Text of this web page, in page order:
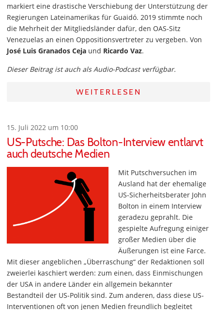
markiert eine drastische Verschiebung der Unterstützung der
Regierungen Lateinamerikas für Guaidó. 2019 stimmte noch
die Mehrheit der Mitgliedsländer dafür, den OAS-Sitz
Venezuelas an einen Oppositionsvertreter zu vergeben. Von
José Luis Granados Ceja und Ricardo Vaz.
Dieser Beitrag ist auch als Audio-Podcast verfügbar.
WEITERLESEN
15. Juli 2022 um 10:00
US-Putsche: Das Bolton-Interview entlarvt
auch deutsche Medien
Mit Putschversuchen im
Ausland hat der ehemalige
US-Sicherheitsberater John
Bolton in einem Interview
geradezu geprahlt. Die
gespielte Aufregung einiger
großer Medien über die
Äußerungen ist eine Farce.
Mit dieser angeblichen „Überraschung“ der Redaktionen soll
zweierlei kaschiert werden: zum einen, dass Einmischungen
der USA in andere Länder ein allgemein bekannter
Bestandteil der US-Politik sind. Zum anderen, dass diese US-
Interventionen oft von jenen Medien freundlich begleitet